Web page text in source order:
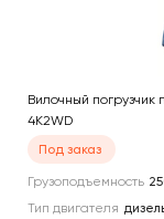
Вилочный
4K2WD
Под заказ
Грузоподъемность
Тип двигателя